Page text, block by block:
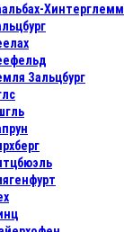
Хинтерглемм
Зальцбург